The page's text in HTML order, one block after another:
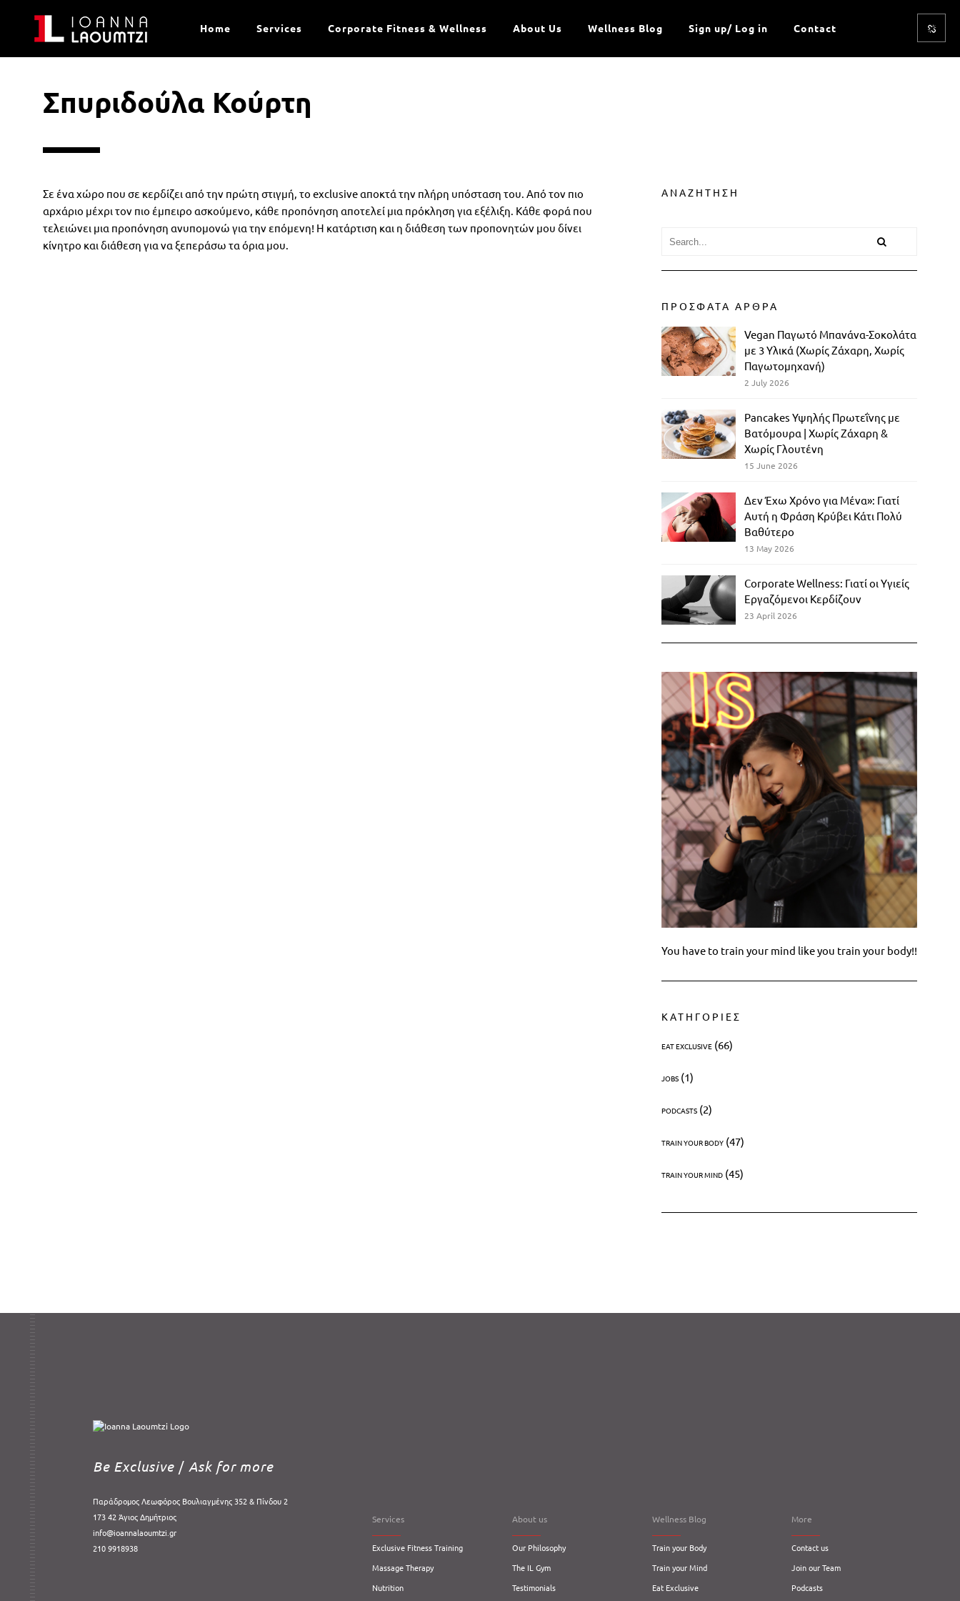
Home Services Corporate Fitness & Wellness About Us Wellness Blog Sign up/ Log in Contact
Σπυριδούλα Κούρτη
Σε ένα χώρο που σε κερδίζει από την πρώτη στιγμή, το exclusive αποκτά την πλήρη υπόσταση του. Από τον πιο
αρχάριο μέχρι τον πιο έμπειρο ασκούμενο, κάθε προπόνηση αποτελεί μια πρόκληση για εξέλιξη. Κάθε φορά που
τελειώνει μια προπόνηση ανυπομονώ για την επόμενη! Η κατάρτιση και η διάθεση των προπονητών μου δίνει
κίνητρο και διάθεση για να ξεπεράσω τα όρια μου.
ΑΝΑΖΗΤΗΣΗ
ΠΡΟΣΦΑΤΑ ΑΡΘΡΑ
Vegan Παγωτό Μπανάνα-Σοκολάτα
με 3 Υλικά (Χωρίς Ζάχαρη, Χωρίς
Παγωτομηχανή)
2 July 2026
Pancakes Υψηλής Πρωτεΐνης με
Βατόμουρα | Χωρίς Ζάχαρη &
Χωρίς Γλουτένη
15 June 2026
Δεν Έχω Χρόνο για Μένα»: Γιατί
Αυτή η Φράση Κρύβει Κάτι Πολύ
Βαθύτερο
13 May 2026
Corporate Wellness: Γιατί οι Υγιείς
Εργαζόμενοι Κερδίζουν
23 April 2026
You have to train your mind like you train your body!!
ΚΑΤΗΓΟΡΙΕΣ
EAT EXCLUSIVE (66)
JOBS (1)
PODCASTS (2)
TRAIN YOUR BODY (47)
TRAIN YOUR MIND (45)
Be Exclusive / Ask for more
Παράδρομος Λεωφόρος Βουλιαγμένης 352 & Πίνδου 2
173 42 Άγιος Δημήτριος
info@ioannalaoumtzi.gr
210 9918938
Services
Exclusive Fitness Training
Massage Therapy
Nutrition
About us
Our Philosophy
The IL Gym
Testimonials
Wellness Blog
Train your Body
Train your Mind
Eat Exclusive
More
Contact us
Join our Team
Podcasts